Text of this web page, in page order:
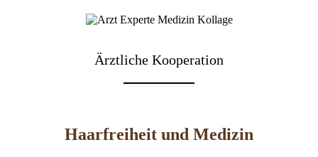
Ärztliche Kooperation
Haarfreiheit und Medizin